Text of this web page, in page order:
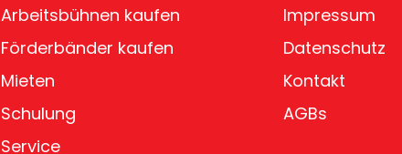
Arbeitsbühnen kaufen
Förderbänder kaufen
Mieten
Schulung
Service
Impressum
Datenschutz
Kontakt
AGBs